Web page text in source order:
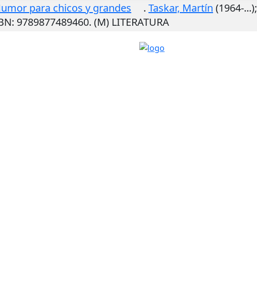
para chicos y grandes . Taskar, Martín (1964-...);
9789877489460. (M) LITERATURA